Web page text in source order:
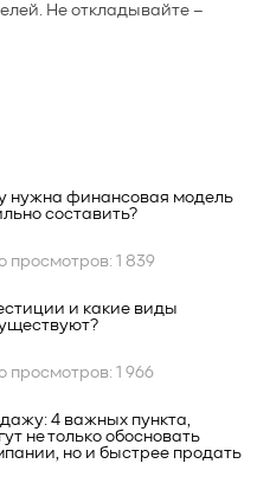
Не откладывайте –
нужна финансовая модель
составить?
просмотров: 1 839
и какие виды
просмотров: 1 966
4 важных пункта,
не только обосновать
но и быстрее продать